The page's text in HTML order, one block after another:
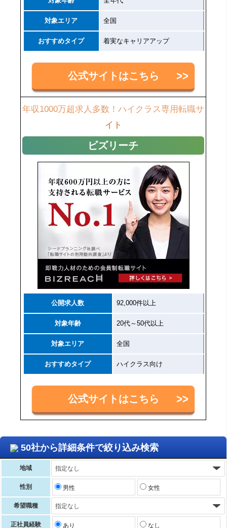
対象エリア 全国
おすすめタイプ 着実なキャリアアップ
公式サイトはこちら
年収1000万超求人多数！ハイクラス専用転職サ
イト
ビズリーチ
公開求人数 92,000件以上
対象年齢 20代～50代以上
対象エリア 全国
おすすめタイプ ハイクラス向け
公式サイトはこちら
50社から詳細条件で絞り込み検索
地域
性別 男性 女性
希望職種
正社員経験 あり なし